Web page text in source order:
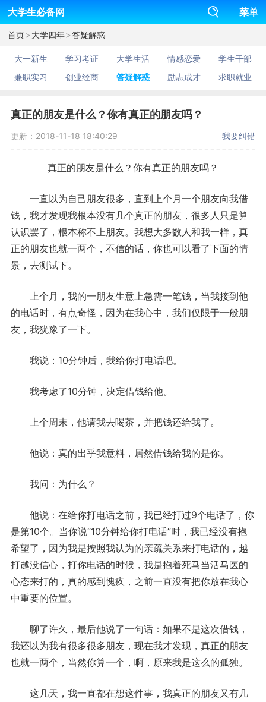
大学生必备网 菜单
首页>大学四年>答疑解惑
大一新生 学习考证 大学生活 情感恋爱
学生干部
兼职实习
创业经商 答疑解惑 励志成才 求职就业
真正的朋友是什么？你有真正的朋友吗？
更新：2018-11-18 18:40:29 我要纠错
真正的朋友是什么？你有真正的朋友吗？
一直以为自己朋友很多，直到上个月一个朋友向我借
钱，我才发现我根本没有几个真正的朋友，很多人只是算
认识罢了，根本称不上朋友。我想大多数人和我一样，真
正的朋友也就一两个，不信的话，你也可以看了下面的情
景，去测试下。
上个月，我的一朋友生意上急需一笔钱，当我接到他
的电话时，有点奇怪，因为在我心中，我们仅限于一般朋
友，我犹豫了一下。
我说：10分钟后，我给你打电话吧。
我考虑了10分钟，决定借钱给他。
上个周末，他请我去喝茶，并把钱还给我了。
他说：真的出乎我意料，居然借钱给我的是你。
我问：为什么？
他说：在给你打电话之前，我已经打过9个电话了，你
是第10个。当你说“10分钟给你打电话”时，我已经没有抱
希望了，因为我是按照我认为的亲疏关系来打电话的，越
打越没信心，打你电话的时候，我是抱着死马当活马医的
心态来打的，真的感到愧疚，之前一直没有把你放在我心
中重要的位置。
聊了许久，最后他说了一句话：如果不是这次借钱，
我还以为我有很多很多朋友，现在我才发现，真正的朋友
也就一两个，当然你算一个，啊，原来我是这么的孤独。
这几天，我一直都在想这件事，我真正的朋友又有几